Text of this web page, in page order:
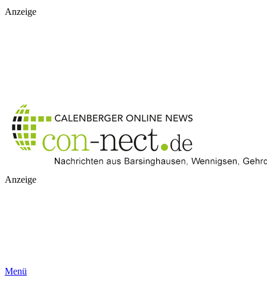
Anzeige
Anzeige
Menü